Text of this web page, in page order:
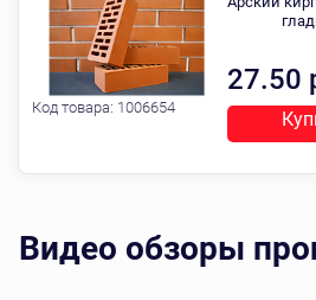
Код товара: 1006654
27.50
Видео обзоры